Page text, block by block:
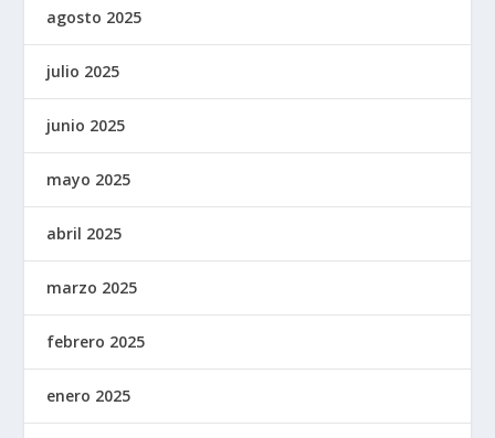
agosto 2025
julio 2025
junio 2025
mayo 2025
abril 2025
marzo 2025
febrero 2025
enero 2025